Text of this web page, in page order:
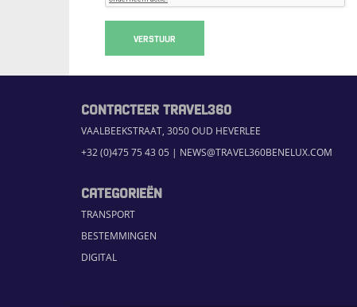
VERSTUUR
CONTACTEER TRAVEL360
VAALBEEKSTRAAT, 3050 OUD HEVERLEE
+32 (0)475 75 43 05 | NEWS@TRAVEL360BENELUX.COM
CATEGORIEËN
TRANSPORT
BESTEMMINGEN
DIGITAL